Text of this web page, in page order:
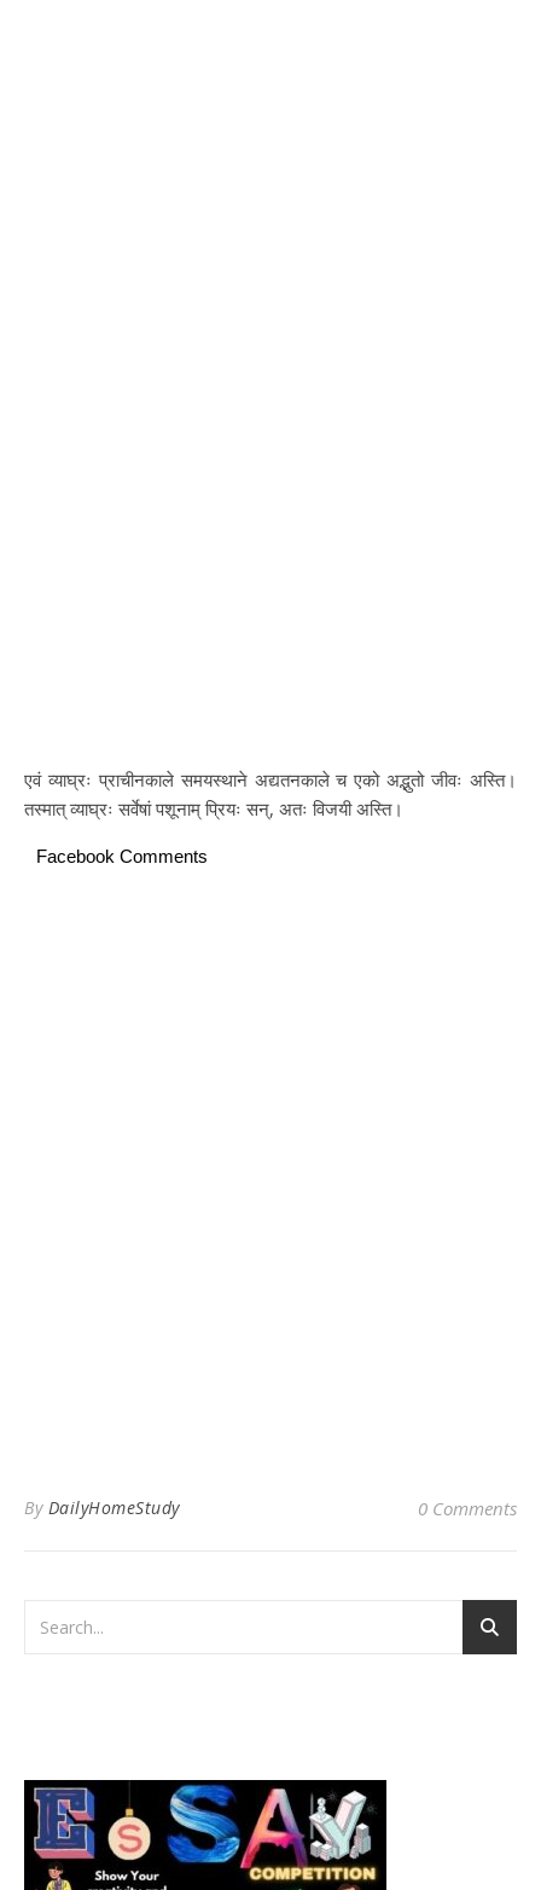
एवं व्याघ्रः प्राचीनकाले समयस्थाने अद्यतनकाले च एको अद्भुतो जीवः अस्ति।
तस्मात् व्याघ्रः सर्वेषां पशूनाम् प्रियः सन्, अतः विजयी अस्ति।
Facebook Comments
By DailyHomeStudy 0 Comments